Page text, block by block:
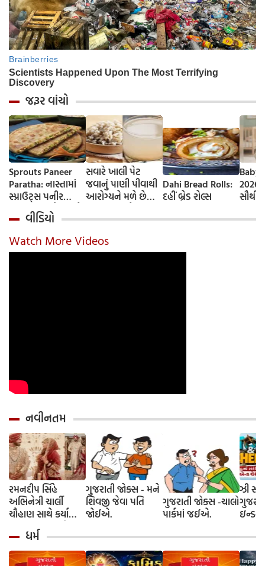
જરૂર વાંચો
Sprouts Paneer
Paratha: નાસ્તામાં
સ્પ્રાઉટ્સ પનીર
પરાઠા બનાવો, તમને
પ્રોટીનનો ડબલ ડોઝ
મળશે
સવારે ખાલી પેટ
જવાનું પાણી પીવાથી
આરોગ્યને મળે છે
જાણીએ તેના ફાયદા
અને ઉપયોગ કરવાની
યોગ્ય રીત
Dahi Bread Rolls:
દહીં બ્રેડ રોલ્સ
Baby
વીડિયો
Watch More Videos
નવીનતમ
રમનદીપ સિંહે
અભિનેત્રી ચાર્લી
ચૌહાણ સાથે કર્યા
લગ્ન, જશ્નમાં ક્રિકેટ
જગતના કલાકારોની
હાજરી
ગુજરાતી જોક્સ - મને
શિવજી જેવા પતિ
જોઈએ.
ગુજરાતી જોક્સ -ચાલો
પાર્કમાં જઈએ.
ઝી
ચેરી'
ધર્મ